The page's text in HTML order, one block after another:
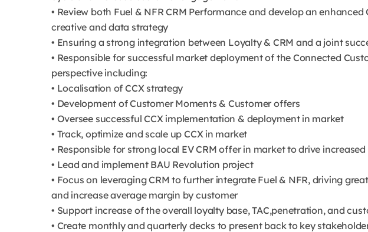
• Review both Fuel & NFR CRM Performance and develop an
creative and data strategy
• Ensuring a strong integration between Loyalty & CRM and a joint
• Responsible for successful market deployment of the Connected
perspective including:
• Localisation of CCX strategy
• Development of Customer Moments & Customer offers
• Oversee successful CCX implementation & deployment in market
• Track, optimize and scale up CCX in market
• Responsible for strong local EV CRM offer in market to drive
• Lead and implement BAU Revolution project
• Focus on leveraging CRM to further integrate Fuel & NFR, driving
and increase average margin by customer
• Support increase of the overall loyalty base, TAC,penetration, and
• Create monthly and quarterly decks to present back to key